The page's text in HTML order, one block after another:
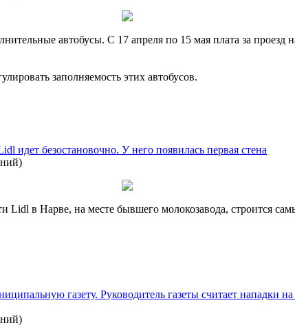
автобусы. С 17 апреля по 15 мая плата за
заполняемость этих автобусов.
идет безостановочно. У него появилась первая стена
)
Lidl в Нарве, на месте бывшего молокозавода, строится
газету. Руководитель газеты считает нападки на
)